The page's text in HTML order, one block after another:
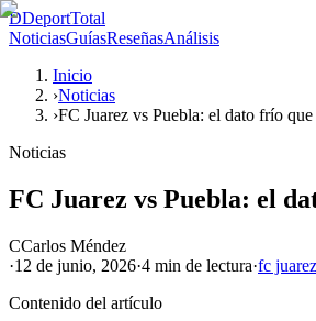
DDeportTotal
NoticiasGuíasReseñasAnálisis
Inicio
›Noticias
›FC Juarez vs Puebla: el dato frío
Noticias
FC Juarez vs Puebla: el
CCarlos Méndez
·12 de junio, 2026·4 min de lectura·fc juarez
Contenido del artículo